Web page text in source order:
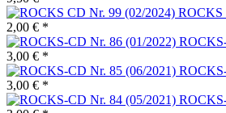
ROCKS
2,00 € *
3,00 € *
3,00 € *